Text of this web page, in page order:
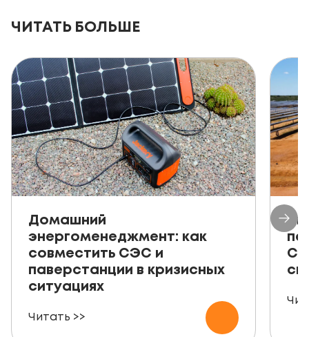
ЧИТАТЬ БОЛЬШЕ
Домашний
энергоменеджмент: как
совместить СЭС и
паверстанции в кризисных
ситуациях
Читать >>